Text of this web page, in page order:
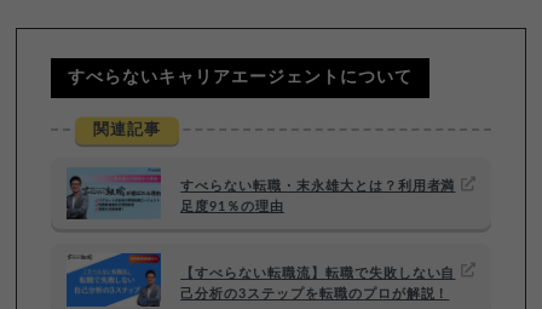
すべらないキャリアエージェントについて
関連記事
すべらない転職・末永雄大とは？利用者満
足度91％の理由
【すべらない転職流】転職で失敗しない自
己分析の3ステップを転職のプロが解説！